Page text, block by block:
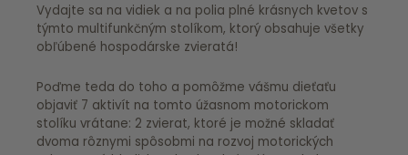
Vydajte sa na vidiek a na polia plné krásnych kvetov s
týmto multifunkčným stolíkom, ktorý obsahuje všetky
obľúbené hospodárske zvieratá!
Poďme teda do toho a pomôžme vášmu dieťaťu
objaviť 7 aktivít na tomto úžasnom motorickom
stolíku vrátane: 2 zvierat, ktoré je možné skladať
dvoma rôznymi spôsobmi na rozvoj motorických